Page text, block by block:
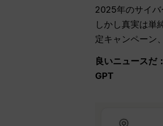
2025年のサイバ
しかし真実は単
定キャンペーン
良いニュースだ：
GPT